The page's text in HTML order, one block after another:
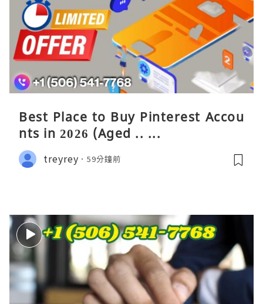
Best Place to Buy Pinterest Accou
nts in 2026 (Aged .. ...
treyrey 59分鐘前